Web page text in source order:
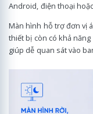
Android, điện thoại
Màn hình hỗ trợ đơn vị
thiết bị còn có khả
giúp dễ quan sát vào